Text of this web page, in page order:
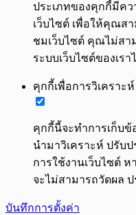
ประเภทของคุกกี้มีคว
เว็บไซต์ เพื่อให้คุณส
ชมเว็บไซต์ คุณไม่สา
ระบบเว็บไซต์ของเรา
คุกกี้เพื่อการวิเคราะห์
คุกกี้นี้จะทำการเก็บ
นำมาวิเคราะห์ ปรับ
การใช้งานเว็บไซต์ ห
จะไม่สามารถวัดผล
บันทึกการตั้งค่า